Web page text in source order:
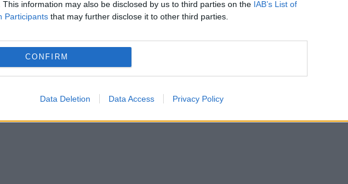
This information may also be disclosed by us to third parties on the IAB’s List of
Participants that may further disclose it to other third parties.
CONFIRM
Data Deletion Data Access Privacy Policy
necesară pentru aterizarea aeronavei de tip
motiv, şi cursa retur, RO 602 Timişoara-
este întârziată”, se arată în comunicat.